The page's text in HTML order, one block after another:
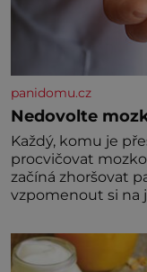
panidomu.cz
Nedovolte
Každý, komu je
procvičovat
začíná zhoršovat
vzpomenout si na
nedávno přečetli.
kdyby se paměť